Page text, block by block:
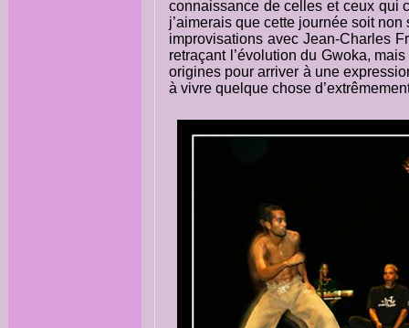
connaissance de celles et ceux qui
j’aimerais que cette journée soit
improvisations avec Jean-Charles
retraçant l’évolution du Gwoka,
origines pour arriver à une
à vivre quelque chose